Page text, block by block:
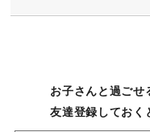
お子さんと過ごせ
友達登録しておく